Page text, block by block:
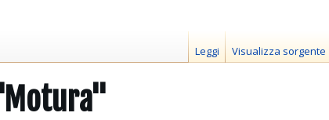
Leggi Visualizza sorgente